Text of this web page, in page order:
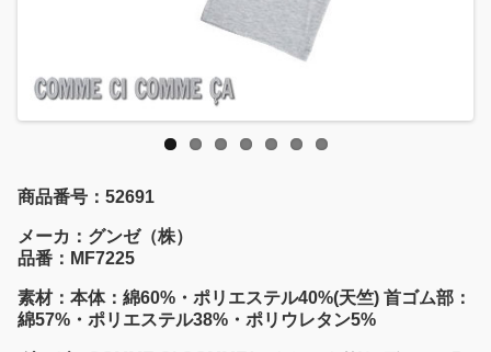
商品番号：52691
メーカ：グンゼ（株）
品番：MF7225
素材：本体：綿60%・ポリエステル40%(天竺) 首ゴム部：
綿57%・ポリエステル38%・ポリウレタン5%